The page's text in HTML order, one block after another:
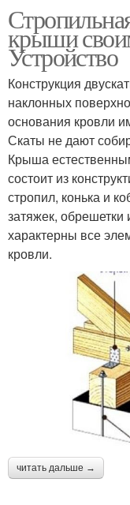
крыши
Устройство
Конструкция
наклонных
основания кровли
Скаты не дают
Крыша
состоит из
стропил, конька и
затяжек, обрешетки
характерны все
кровли.
читать дальше →